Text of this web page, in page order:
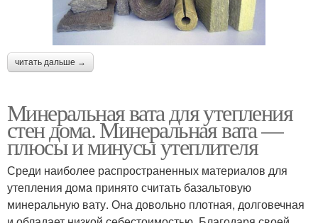
читать дальше →
Минеральная вата для утепления
стен дома. Минеральная вата —
плюсы и минусы утеплителя
Среди наиболее распространенных материалов для
утепления дома принято считать базальтовую
минеральную вату. Она довольно плотная, долговечная